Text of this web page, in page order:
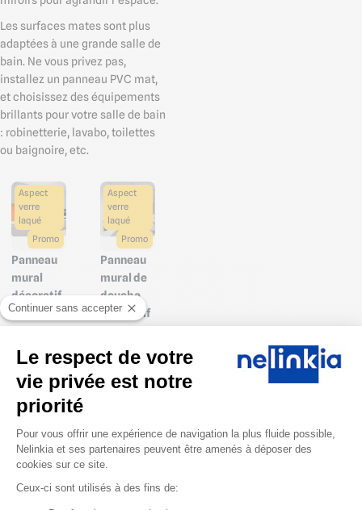
Les surfaces mates sont plus
adaptées à une grande salle de
bain. Ne vous privez pas,
installez un panneau PVC mat,
et choisissez des équipements
brillants pour votre salle de bain
: robinetterie, lavabo, toilettes
ou baignoire, etc.
Aspect
verre
laqué
Promo
Panneau
mural
décoratif
intérieur
Brillant
Orange
"Juicy
Lucy" 250
cm / 300
cm X 122
cm
Prix public à
Aspect
verre
laqué
Promo
Panneau
mural de
douche
décoratif
Brillant
Vert "Key
Lime" 250
cm
partir de
Continuer sans accepter
Le respect de votre
vie privée est notre
priorité
Plateforme de Gestion du
Pour vous offrir une expérience de navigation la plus fluide possible,
Nelinkia et ses partenaires peuvent être amenés à déposer des
cookies sur ce site.
Ceux-ci sont utilisés à des fins de: